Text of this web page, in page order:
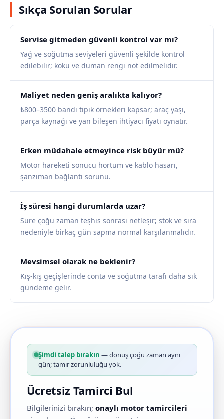
Sıkça Sorulan Sorular
Servise gitmeden güvenli kontrol var mı?
Yağ ve soğutma seviyeleri güvenli şekilde kontrol
edilebilir; koku ve duman rengi not edilmelidir.
Maliyet neden geniş aralıkta kalıyor?
₺800–3500 bandı tipik örnekleri kapsar; araç yaşı,
parça kaynağı ve yan bileşen ihtiyacı fiyatı oynatır.
Erken müdahale etmeyince risk büyür mü?
Motor hareketi sonucu hortum ve kablo hasarı,
şanzıman bağlantı sorunu.
İş süresi hangi durumlarda uzar?
Süre çoğu zaman teşhis sonrası netleşir; stok ve sıra
nedeniyle birkaç gün sapma normal karşılanmalıdır.
Mevsimsel olarak ne beklenir?
Kış-kış geçişlerinde conta ve soğutma tarafı daha sık
gündeme gelir.
Şimdi talep bırakın — dönüş çoğu zaman aynı
gün; tamir zorunluluğu yok.
Ücretsiz Tamirci Bul
Bilgilerinizi bırakın; onaylı motor tamircileri